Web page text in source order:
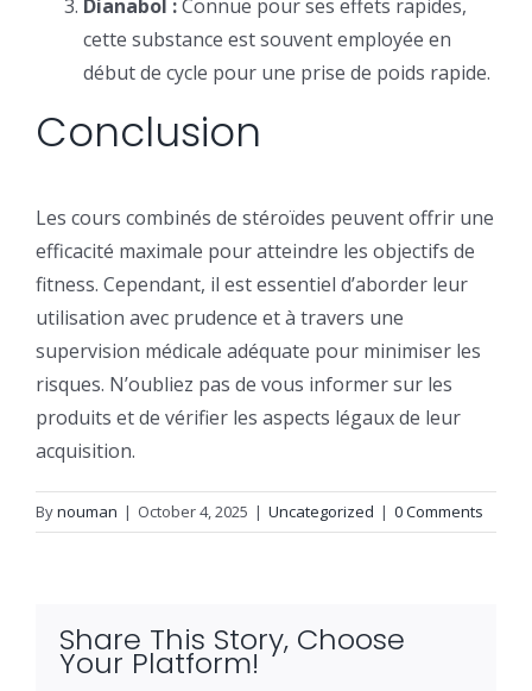
Dianabol :Connue pour ses effets rapides,
cette substance est souvent employée en
début de cycle pour une prise de poids rapide.
Conclusion
Les cours combinés de stéroïdes peuvent offrir une
efficacité maximale pour atteindre les objectifs de
fitness. Cependant, il est essentiel d’aborder leur
utilisation avec prudence et à travers une
supervision médicale adéquate pour minimiser les
risques. N’oubliez pas de vous informer sur les
produits et de vérifier les aspects légaux de leur
acquisition.
Bynouman | October 4, 2025 | Uncategorized | 0 Comments
Share This Story, Choose
Your Platform!